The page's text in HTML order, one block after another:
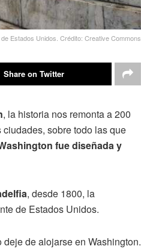
Estados Unidos. Crédito: Creative Commons
Share on Twitter
, la historia nos remonta a 200
sobre todo las que
fue diseñada y
, desde 1800, la
de Estados Unidos.
de alojarse en Washington.